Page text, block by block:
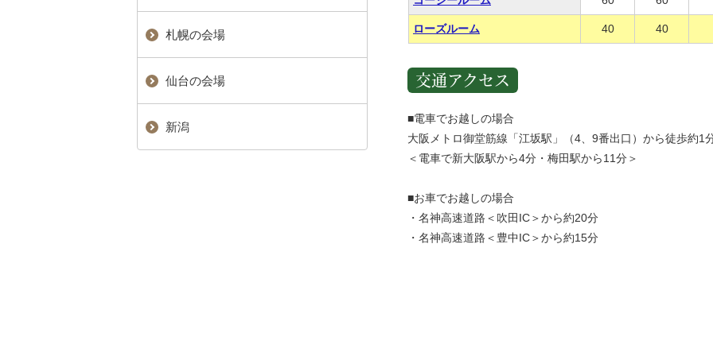
ローズルーム 40 40
交通アクセス
■電車でお越しの場合
大阪メトロ御堂筋線「江坂駅」（4、9番出口）から徒歩約1
＜電車で新大阪駅から4分・梅田駅から11分＞
■お車でお越しの場合
・名神高速道路＜吹田IC＞から約20分
・名神高速道路＜豊中IC＞から約15分
札幌の会場
仙台の会場
新潟